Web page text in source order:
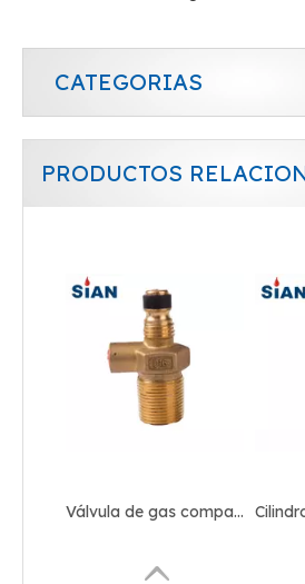
CATEGORIAS
PRODUCTOS Válvula de GLP de seguridad de gas de la aleación de latón
Válvula de gas compacta de Sian Safety LPG D16 para Filipinas